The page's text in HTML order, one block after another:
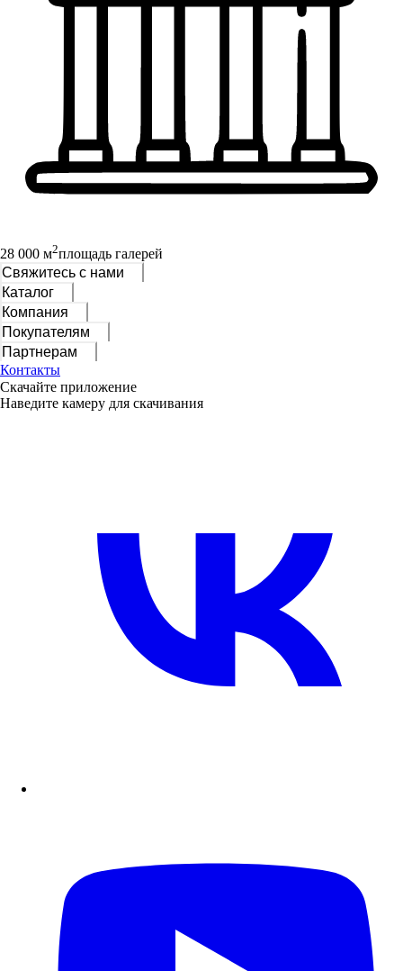
28 000 м2площадь галерей
Свяжитесь с нами
Каталог
Компания
Покупателям
Партнерам
Контакты
Скачайте приложение
Наведите камеру для скачивания